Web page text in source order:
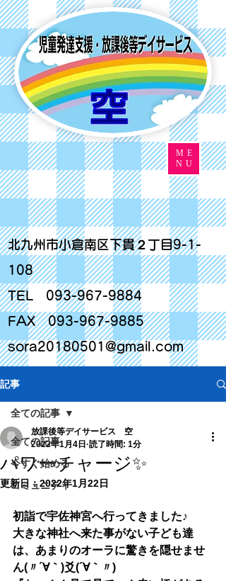
北九州市小倉南区下貫２丁目9-1-
108
TEL
093-967-9884
FAX093-967-9885
sora20180501@gmail.com
ME
NU
記事
全ての記事
今すぐ始める
コミュニティ
全ての記事
パワーチャージ✨
放課後等デイサービス 空
2022年1月4日 読了時間: 1分
更新日：2022年1月22日
初詣で宇佐神宮へ行ってきました♪
大きな神社へ来た事がない子ども達
は、あまりのオーラに驚きを隠せませ
ん(〃´∀｀)爻(´∀｀〃)